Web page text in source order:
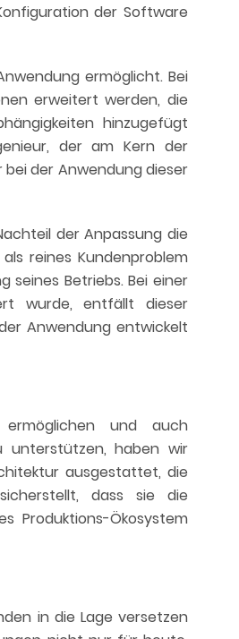
der Software
ermöglicht. Bei
erweitert werden, die
hinzugefügt
der am Kern der
der Anwendung dieser
der Anpassung die
reines Kundenproblem
seines Betriebs. Bei einer
wurde, entfällt dieser
Anwendung entwickelt
und auch
unterstützen, haben wir
ausgestattet, die
dass sie die
Produktions-Ökosystem
in die Lage versetzen